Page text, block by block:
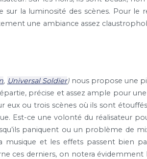
sur la luminosité des scènes. Pour
une ambiance assez
, Universal Soldier)nous propose une
précise et assez ample pour
ou trois scènes où ils sont
Est-ce une volonté du réalisateur
paniquent ou un problème de
et les effets passent bien
ces derniers, on notera évidemment